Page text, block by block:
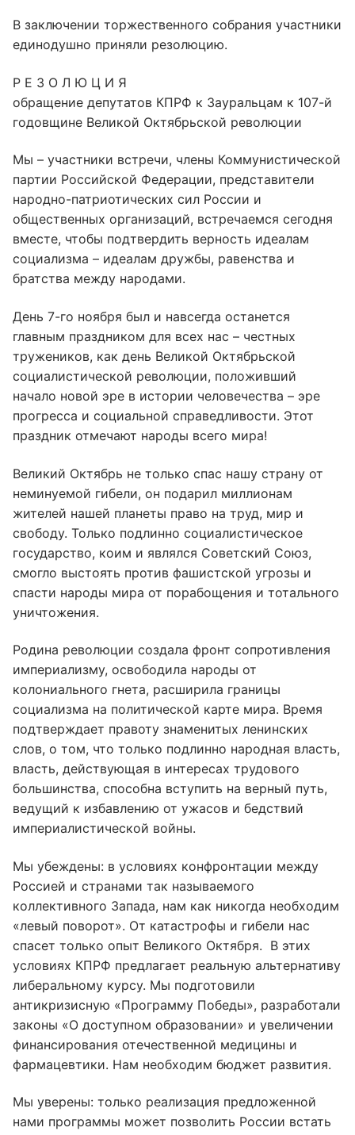
В заключении торжественного собрания участники
единодушно приняли резолюцию.
Р Е З О Л Ю Ц И Я
обращение депутатов КПРФ к Зауральцам к 107-й
годовщине Великой Октябрьской революции
Мы – участники встречи, члены Коммунистической
партии Российской Федерации, представители
народно-патриотических сил России и
общественных организаций, встречаемся сегодня
вместе, чтобы подтвердить верность идеалам
социализма – идеалам дружбы, равенства и
братства между народами.
День 7-го ноября был и навсегда останется
главным праздником для всех нас – честных
тружеников, как день Великой Октябрьской
социалистической революции, положивший
начало новой эре в истории человечества – эре
прогресса и социальной справедливости. Этот
праздник отмечают народы всего мира!
Великий Октябрь не только спас нашу страну от
неминуемой гибели, он подарил миллионам
жителей нашей планеты право на труд, мир и
свободу. Только подлинно социалистическое
государство, коим и являлся Советский Союз,
смогло выстоять против фашистской угрозы и
спасти народы мира от порабощения и тотального
уничтожения.
Родина революции создала фронт сопротивления
империализму, освободила народы от
колониального гнета, расширила границы
социализма на политической карте мира. Время
подтверждает правоту знаменитых ленинских
слов, о том, что только подлинно народная власть,
власть, действующая в интересах трудового
большинства, способна вступить на верный путь,
ведущий к избавлению от ужасов и бедствий
империалистической войны.
Мы убеждены: в условиях конфронтации между
Россией и странами так называемого
коллективного Запада, нам как никогда необходим
«левый поворот». От катастрофы и гибели нас
спасет только опыт Великого Октября. В этих
условиях КПРФ предлагает реальную альтернативу
либеральному курсу. Мы подготовили
антикризисную «Программу Победы», разработали
законы «О доступном образовании» и увеличении
финансирования отечественной медицины и
фармацевтики. Нам необходим бюджет развития.
Мы уверены: только реализация предложенной
нами программы может позволить России встать